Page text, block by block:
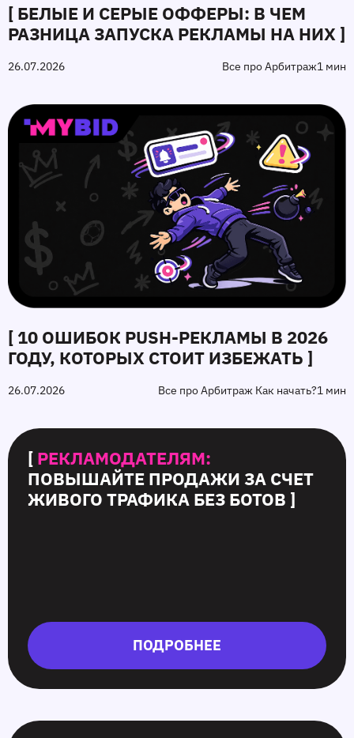
[ БЕЛЫЕ И СЕРЫЕ ОФФЕРЫ: В ЧЕМ
РАЗНИЦА ЗАПУСКА РЕКЛАМЫ НА НИХ ]
26.07.2026 Все про Арбитраж1 мин
[ 10 ОШИБОК PUSH‑РЕКЛАМЫ В 2026
ГОДУ, КОТОРЫХ СТОИТ ИЗБЕЖАТЬ ]
26.07.2026 Все про Арбитраж Как начать?1 мин
[ РЕКЛАМОДАТЕЛЯМ:
ПОВЫШАЙТЕ ПРОДАЖИ ЗА СЧЕТ
ЖИВОГО ТРАФИКА БЕЗ БОТОВ ]
ПОДРОБНЕЕ